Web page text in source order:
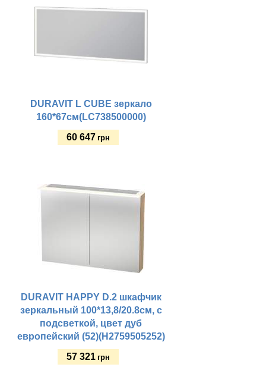
DURAVIT L CUBE зеркало
160*67см(LC738500000)
60 647 грн
DURAVIT HAPPY D.2 шкафчик
зеркальный 100*13,8/20.8см, с
подсветкой, цвет дуб
европейский (52)(H2759505252)
57 321 грн